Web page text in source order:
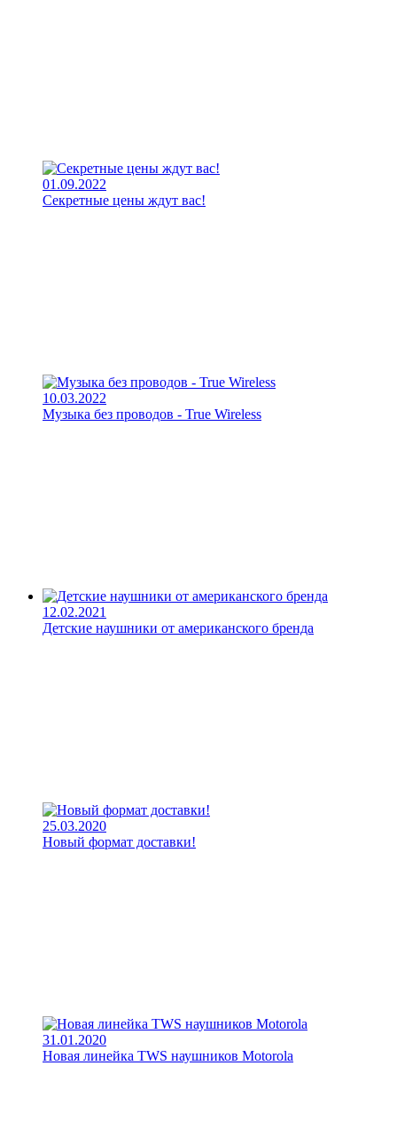
01.09.2022
Секретные цены ждут вас!
10.03.2022
Музыка без проводов - True Wireless
12.02.2021
Детские наушники от американского бренда
25.03.2020
Новый формат доставки!
31.01.2020
Новая линейка TWS наушников Motorola